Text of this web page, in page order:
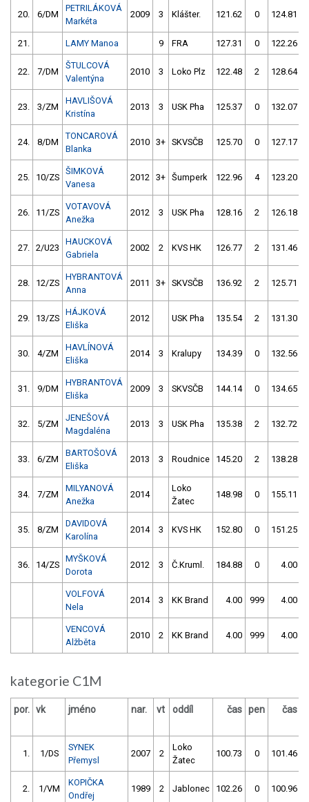
20. 6/DM
PETRILÁKOVÁ
Markéta
2009 3 Klášter. 121.62 0 124.81
21. LAMY Manoa 9 FRA 127.31 0 122.26
22. 7/DM
ŠTULCOVÁ
Valentýna
2010 3 Loko Plz 122.48 2 128.64
23. 3/ZM
HAVLIŠOVÁ
Kristína
2013 3 USK Pha 125.37 0 132.07
24. 8/DM
TONCAROVÁ
Blanka
2010 3+ SKVSČB 125.70 0 127.17
25. 10/ZS
ŠIMKOVÁ
Vanesa
2012 3+ Šumperk 122.96 4 123.20
26. 11/ZS
VOTAVOVÁ
Anežka
2012 3 USK Pha 128.16 2 126.18
27. 2/U23
HAUCKOVÁ
Gabriela
2002 2 KVS HK 126.77 2 131.46
28. 12/ZS
HYBRANTOVÁ
Anna
2011 3+ SKVSČB 136.92 2 125.71
29. 13/ZS
HÁJKOVÁ
Eliška
2012 USK Pha 135.54 2 131.30
30. 4/ZM
HAVLÍNOVÁ
Eliška
2014 3 Kralupy 134.39 0 132.56
31. 9/DM
HYBRANTOVÁ
Eliška
2009 3 SKVSČB 144.14 0 134.65
32. 5/ZM
JENEŠOVÁ
Magdaléna
2013 3 USK Pha 135.38 2 132.72
33. 6/ZM
BARTOŠOVÁ
Eliška
2013 3 Roudnice 145.20 2 138.28
34. 7/ZM
MILYANOVÁ
Anežka
2014
Loko
Žatec
148.98 0 155.11
35. 8/ZM
DAVIDOVÁ
Karolína
2014 3 KVS HK 152.80 0 151.25
36. 14/ZS
MYŠKOVÁ
Dorota
2012 3 Č.Kruml. 184.88 0 4.00
VOLFOVÁ
Nela
2014 3 KK Brand 4.00 999 4.00
VENCOVÁ
Alžběta
2010 2 KK Brand 4.00 999 4.00
kategorie C1M
por. vk jméno nar. vt oddíl čas pen čas
1. 1/DS
SYNEK
Přemysl
2007 2
Loko
Žatec
100.73 0 101.46
2. 1/VM
KOPIČKA
Ondřej
1989 2 Jablonec 102.26 0 100.96